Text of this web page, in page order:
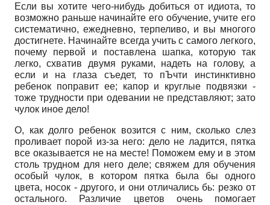
Если вы хотите чего-нибудь добиться от идиота, то
возможно раньше начинайте его обучение, учите его
систематично, ежедневно, терпеливо, и вы многого
достигнете. Начинайте всегда учить с самого легкого,
почему первой и поставлена шапка, которую так
легко, схватив двумя руками, надеть на голову, а
если и на глаза съедет, то пЪчти инстинктивно
ребенок поправит ее; капор и круглые подвязки -
тоже трудности при одевании не представляют; зато
чулок иное дело!
О, как долго ребенок возится с ним, сколько слез
проливает порой из-за него: дело не ладится, пятка
все оказывается не на месте! Поможем ему и в этом
столь трудном для него деле; свяжем для обучения
особый чулок, в котором пятка была бы одного
цвета, носок - другого, и они отличались бь: резко от
остального. Различие цветов очень помогает